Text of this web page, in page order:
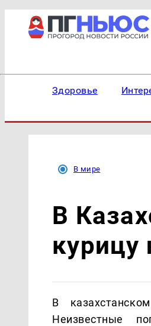
Здоровье
В мире
В
курицу
В
Неизвестные